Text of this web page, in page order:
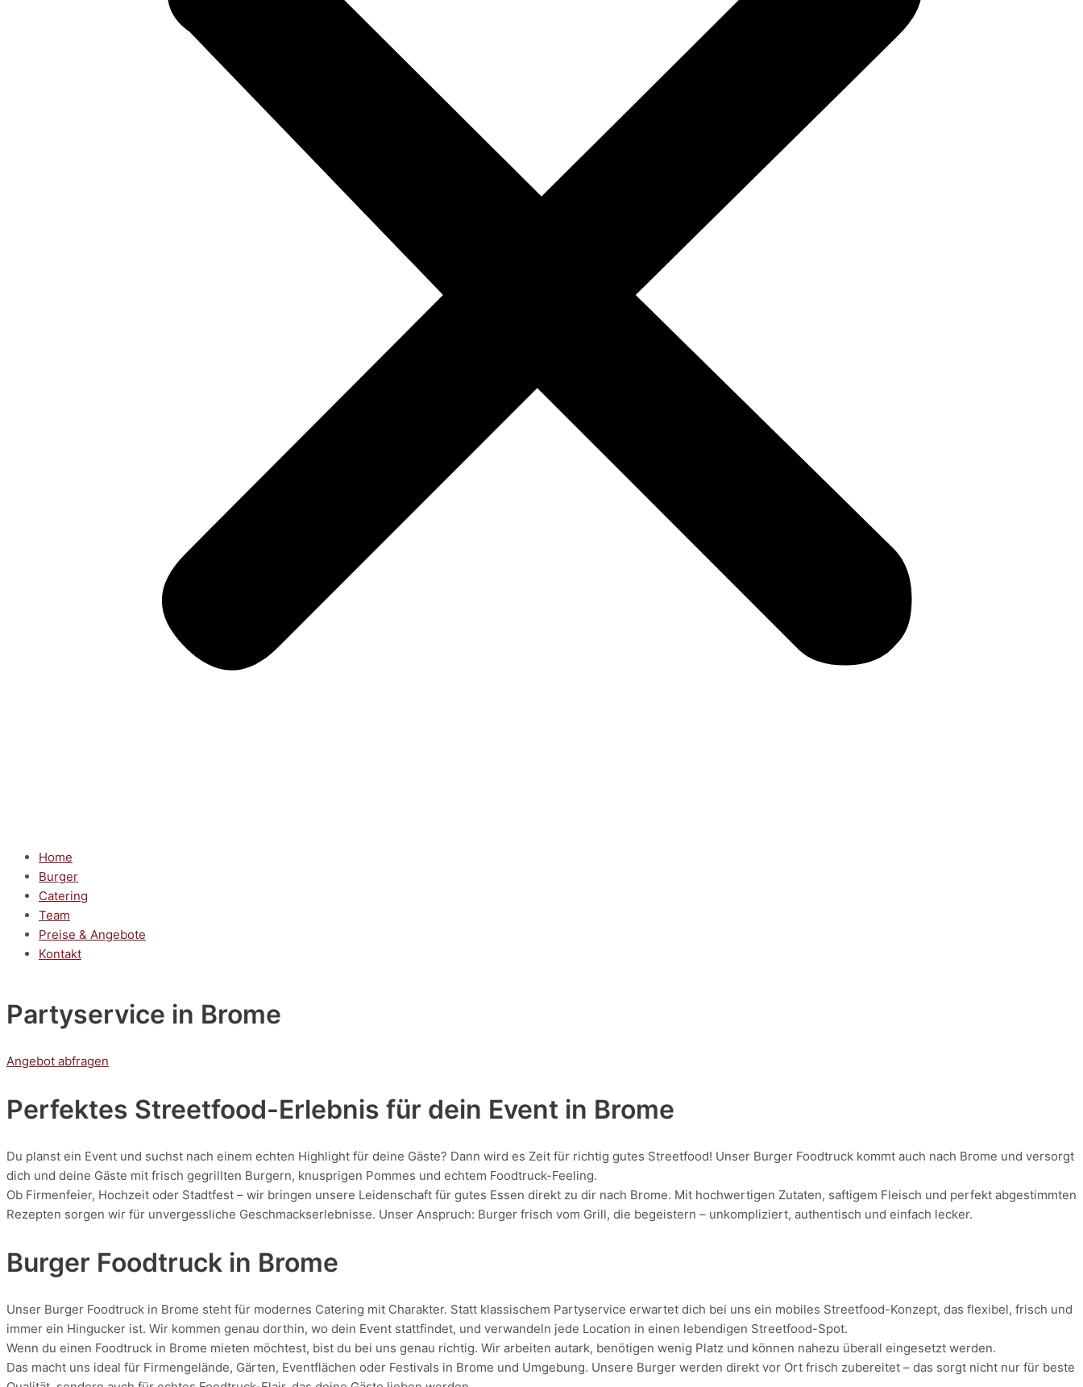
Home
Burger
Catering
Team
Preise & Angebote
Kontakt
Partyservice in Brome
Angebot abfragen
Perfektes Streetfood-Erlebnis für dein Event in Brome
Du planst ein Event und suchst nach einem echten Highlight für deine Gäste? Dann wird es Zeit für richtig gutes Streetfood! Unser Burger Foodtruck kommt auch nach Brome und versorgt
dich und deine Gäste mit frisch gegrillten Burgern, knusprigen Pommes und echtem Foodtruck-Feeling.
Ob Firmenfeier, Hochzeit oder Stadtfest – wir bringen unsere Leidenschaft für gutes Essen direkt zu dir nach Brome. Mit hochwertigen Zutaten, saftigem Fleisch und perfekt abgestimmten
Rezepten sorgen wir für unvergessliche Geschmackserlebnisse. Unser Anspruch: Burger frisch vom Grill, die begeistern – unkompliziert, authentisch und einfach lecker.
Burger Foodtruck in Brome
Unser Burger Foodtruck in Brome steht für modernes Catering mit Charakter. Statt klassischem Partyservice erwartet dich bei uns ein mobiles Streetfood-Konzept, das flexibel, frisch und
immer ein Hingucker ist. Wir kommen genau dorthin, wo dein Event stattfindet, und verwandeln jede Location in einen lebendigen Streetfood-Spot.
Wenn du einen Foodtruck in Brome mieten möchtest, bist du bei uns genau richtig. Wir arbeiten autark, benötigen wenig Platz und können nahezu überall eingesetzt werden.
Das macht uns ideal für Firmengelände, Gärten, Eventflächen oder Festivals in Brome und Umgebung. Unsere Burger werden direkt vor Ort frisch zubereitet – das sorgt nicht nur für beste